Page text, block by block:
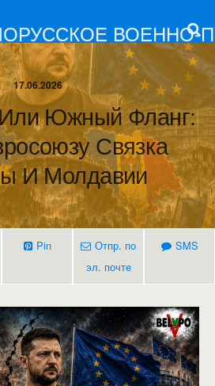
ВОЕННО-
17.06.2026
Южный Фланг:
Связка
И Молдавии
Pin
Отпр. по
эл. почте
SMS